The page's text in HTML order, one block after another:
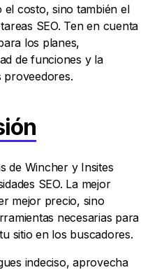
costo, sino también el
SEO. Ten en cuenta
los planes,
de funciones y la
proveedores.
de Wincher y Insites
SEO. La mejor
mejor precio, sino
necesarias para
sitio en los buscadores.
indeciso, aprovecha